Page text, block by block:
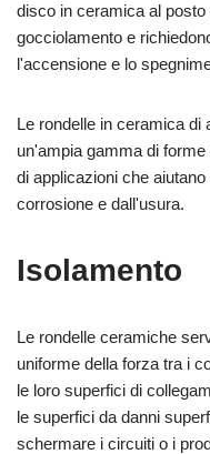
disco in ceramica al
gocciolamento e
l'accensione e lo
Le rondelle in ceramica di
un'ampia gamma di
di applicazioni che
corrosione e dall'usura.
Isolamento
Le rondelle ceramiche
uniforme della forza tra i
le loro superfici di
le superfici da danni
schermare i circuiti o i